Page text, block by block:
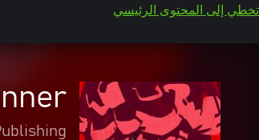
تخطي إلى المحتوى الرئيسي